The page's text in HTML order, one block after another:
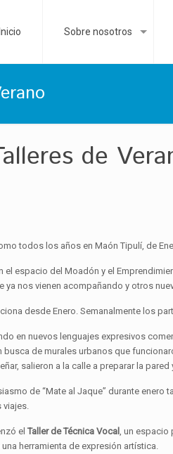
Inicio Sobre nosotros
de
todos los años en Maón Tipulí, de
el espacio del Moadón y el
ya nos vienen acompañando y otros
desde Enero. Semanalmente los
en nuevos lenguajes expresivos
busca de murales urbanos que
salieron a la calle a preparar la
de “Mate al Jaque” durante enero
viajes.
elTaller de Técnica Vocal, un espacio
herramienta de expresión artística.